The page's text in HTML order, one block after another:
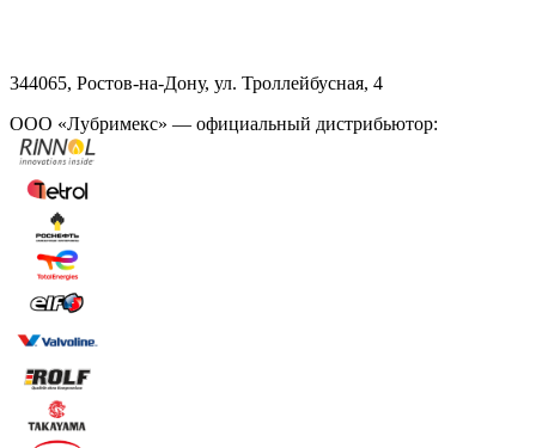
344065, Ростов-на-Дону, ул. Троллейбусная, 4
ООО «Лубримекс» — официальный дистрибьютор: